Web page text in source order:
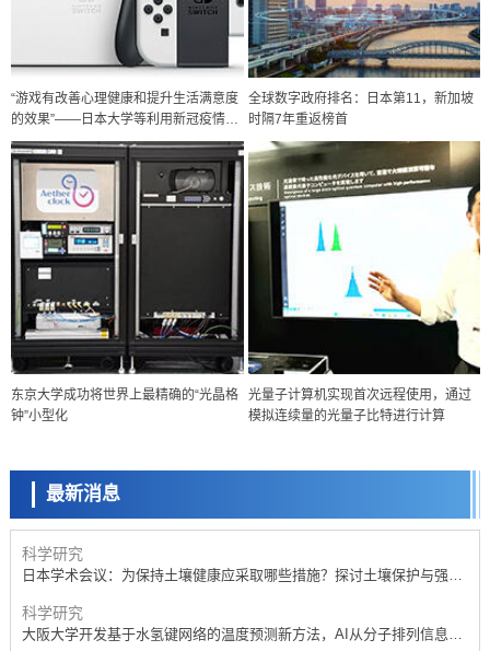
“游戏有改善心理健康和提升生活满意度
的效果”——日本大学等利用新冠疫情开
展研究
全球数字政府排名：日本第11，新加坡
时隔7年重返榜首
东京大学成功将世界上最精确的“光晶格
钟”小型化
光量子计算机实现首次远程使用，通过
模拟连续量的光量子比特进行计算
最新消息
经济・社会
【AI法下篇】如何应对AI的不可控性——中央大学平野晋教授专访
科学研究
【JST事业成果】开发低成本与低功耗的新型AI处理器
政策
日本科研费增设国际共同研究强化新类别，促进青年研究人员赴海外开
展研究
经济・社会
铁道综研新任理事长芦谷公稔：依托超导和防灾等核心优势服务社会
科学研究
东京大学通过叶绿体基因组编辑技术强化碳固定酶，成功提高光合作用
能力与生产力
经济・社会
【AI法下篇】如何应对AI的不可控性——中央大学平野晋教授专访
科学研究
日本学术会议：为保持土壤健康应采取哪些措施？探讨土壤保护与强化
科学研究
大阪大学开发基于水氢键网络的温度预测新方法，AI从分子排列信息中